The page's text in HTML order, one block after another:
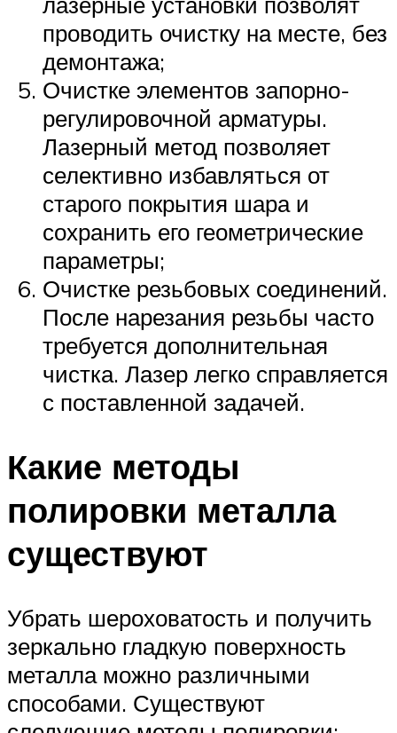
проводить очистку на месте, без
демонтажа;
Очистке элементов запорно-
регулировочной арматуры.
Лазерный метод позволяет
селективно избавляться от
старого покрытия шара и
сохранить его геометрические
параметры;
Очистке резьбовых соединений.
После нарезания резьбы часто
требуется дополнительная
чистка. Лазер легко справляется
с поставленной задачей.
Какие методы
полировки металла
существуют
Убрать шероховатость и получить
зеркально гладкую поверхность
металла можно различными
способами. Существуют